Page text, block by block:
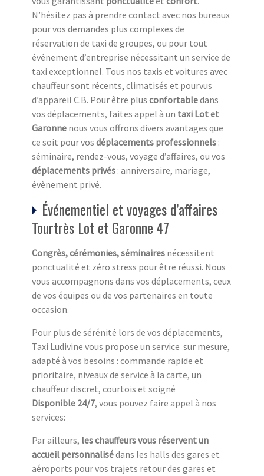
N’hésitez pas à prendre contact avec nos bureaux
pour vos demandes plus complexes de
réservation de taxi de groupes, ou pour tout
événement d’entreprise nécessitant un service de
taxi exceptionnel. Tous nos taxis et voitures avec
chauffeur sont récents, climatisés et pourvus
d’appareil C.B. Pour être plus confortabledans
vos déplacements, faites appel à un taxi Lot et
Garonne nous vous offrons divers avantages que
ce soit pour vos déplacements professionnels :
séminaire, rendez-vous, voyage d’affaires, ou vos
déplacements privés : anniversaire, mariage,
évènement privé.
Événementiel et voyages d’affaires
Tourtrès Lot et Garonne 47
Congrès, cérémonies, séminaires nécessitent
ponctualité et zéro stress pour être réussi. Nous
vous accompagnons dans vos déplacements, ceux
de vos équipes ou de vos partenaires en toute
occasion.
Pour plus de sérénité lors de vos déplacements,
Taxi Ludivine vous propose un service sur mesure,
adapté à vos besoins : commande rapide et
prioritaire, niveaux de service à la carte, un
chauffeur discret, courtois et soigné
Disponible 24/7, vous pouvez faire appel à nos
services:
Par ailleurs, les chauffeurs vous réservent un
accueil personnalisédans les halls des gares et
aéroports pour vos trajets retour des gares et